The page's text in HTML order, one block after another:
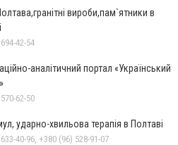
вироби,пам`ятники в
42-54
аналітичний портал «Український
62-50
ударно-хвильова терапія в Полтаві
40-96, +380 (96) 528-91-07